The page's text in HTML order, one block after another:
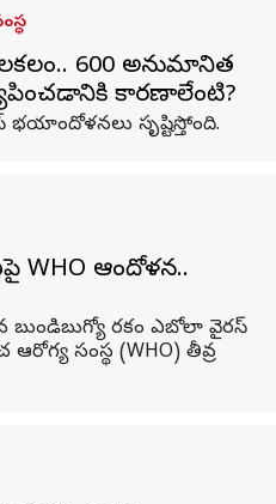
600 అనుమానిత
కారణాలేంటి?
సృష్టిస్తోంది.
WHO ఆందోళన..
రకం ఎబోలా వైరస్
సంస్థ (WHO) తీవ్ర